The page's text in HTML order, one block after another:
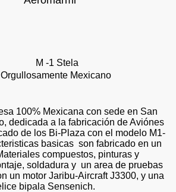
M -1 Stela
Mexicano
100% Mexicana con sede en San
dedicada a la fabricación de Aviónes
de los Bi-Plaza con el modelo M1-
basicas son fabricado en un
compuestos, pinturas y
soldadura y un area de pruebas
un motor Jaribu-Aircraft J3300, y una
bipala Sensenich.